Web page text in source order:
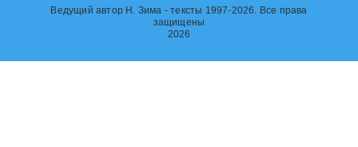
Ведущий автор Н. Зима - тексты 1997-2026. Все права
защищены
2026